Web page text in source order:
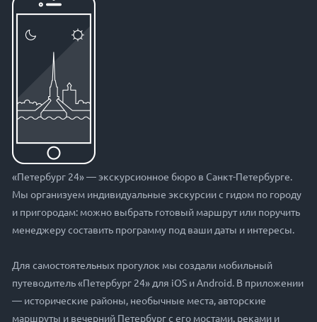
«Петербург 24» — экскурсионное бюро в Санкт-Петербурге.
Мы организуем индивидуальные экскурсии с гидом по городу
и пригородам: можно выбрать готовый маршрут или поручить
менеджеру составить программу под ваши даты и интересы.
Для самостоятельных прогулок мы создали мобильный
путеводитель «Петербург 24» для iOS и Android. В приложении
— исторические районы, необычные места, авторские
маршруты и вечерний Петербург с его мостами, реками и